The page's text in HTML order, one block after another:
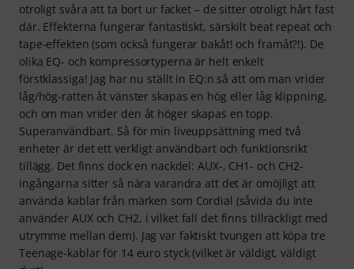
otroligt svåra att ta bort ur facket – de sitter otroligt hårt fast
där. Effekterna fungerar fantastiskt, särskilt beat repeat och
tape-effekten (som också fungerar bakåt! och framåt?!). De
olika EQ- och kompressortyperna är helt enkelt
förstklassiga! Jag har nu ställt in EQ:n så att om man vrider
låg/hög-ratten åt vänster skapas en hög eller låg klippning,
och om man vrider den åt höger skapas en topp.
Superanvändbart. Så för min liveuppsättning med två
enheter är det ett verkligt användbart och funktionsrikt
tillägg. Det finns dock en nackdel: AUX-, CH1- och CH2-
ingångarna sitter så nära varandra att det är omöjligt att
använda kablar från märken som Cordial (såvida du inte
använder AUX och CH2, i vilket fall det finns tillräckligt med
utrymme mellan dem). Jag var faktiskt tvungen att köpa tre
Teenage-kablar för 14 euro styck (vilket är väldigt, väldigt